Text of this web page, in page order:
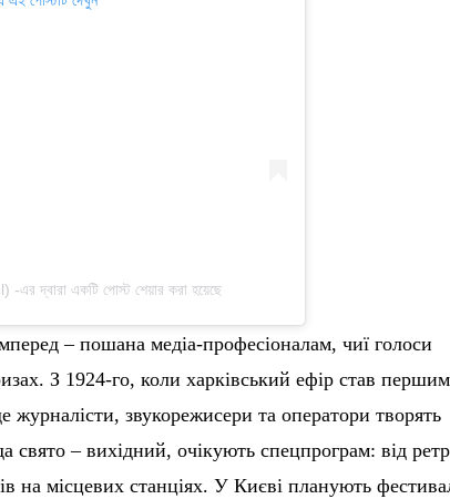
একটি পোস্ট শেয়ার করা হয়েছে
– пошана медіа-професіоналам, чиї голоси
З 1924-го, коли харківський ефір став
журналісти, звукорежисери та оператори творять
свято – вихідний, очікують спецпрограм: від
на місцевих станціях. У Києві планують